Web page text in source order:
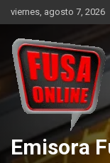
Skip
to
content
viernes, agosto 7, 2026
Emisora